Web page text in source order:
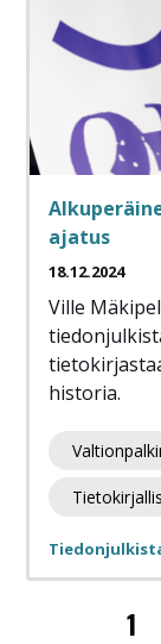
ajatus
18.12.2024
Ville
historia.
Sivutus
1